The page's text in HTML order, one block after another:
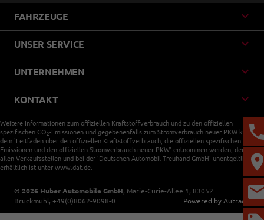
FAHRZEUGE
UNSER SERVICE
UNTERNEHMEN
KONTAKT
Weitere Informationen zum offiziellen Kraftstoffverbrauch und zu den offiziellen
spezifischen CO 2-Emissionen und gegebenenfalls zum Stromverbrauch neuer PKW können
dem 'Leitfaden über den offiziellen Kraftstoffverbrauch, die offiziellen spezifischen CO
Emissionen und den offiziellen Stromverbrauch neuer PKW' entnommen werden, der an
allen Verkaufsstellen und bei der 'Deutschen Automobil Treuhand GmbH' unentgeltlich
erhältlich ist unter www.dat.de.
© 2026 Huber Automobile GmbH, Marie-Curie-Allee 1 , 83052
Bruckmühl, +49(0)8062-9098-0 Powered by Autrado